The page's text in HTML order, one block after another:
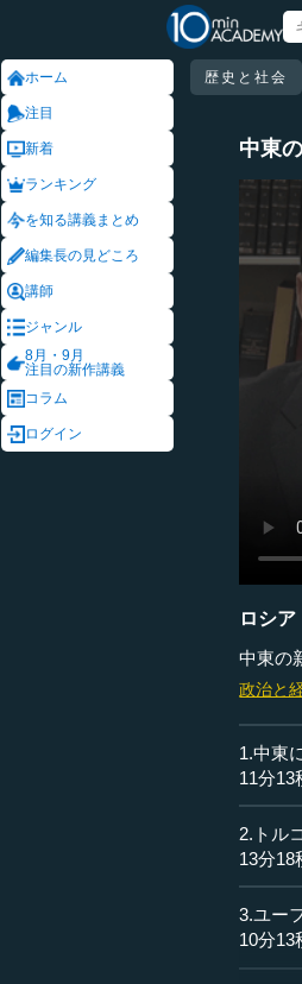
ホーム
注目
新着
ランキング
を知る講義まとめ
編集長の見どころ
講師
ジャンル
8月・9月
注目の新作講義
コラム
ログイン
歴史と社会
中東
ロシ
中東の
政治と
1.中東
11分13
2.トル
13分18
3.ユー
10分13